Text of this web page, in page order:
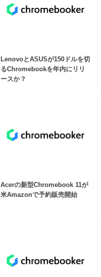
LenovoとASUSが150ドルを切
るChromebookを年内にリリ
ースか？
Acerの新型Chromebook 11が
米Amazonで予約販売開始